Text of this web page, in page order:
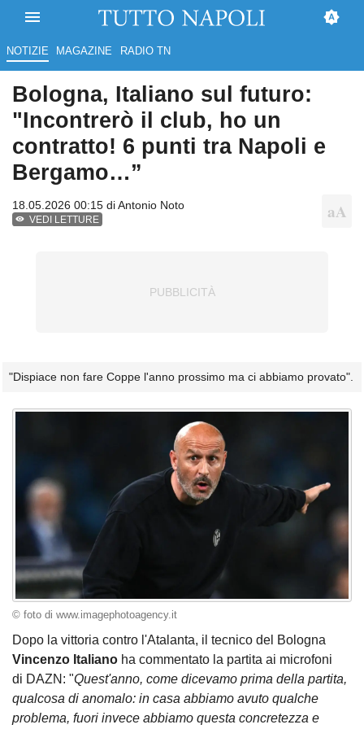
NOTIZIE MAGAZINE RADIO TN
Bologna, Italiano sul futuro:
"Incontrerò il club, ho un
contratto! 6 punti tra Napoli e
Bergamo…”
18.05.2026 00:15 diAntonio Noto
VEDI LETTURE
"Dispiace non fare Coppe l'anno prossimo ma ci abbiamo provato".
© foto di www.imagephotoagency.it
Dopo la vittoria contro l'Atalanta, il tecnico del Bologna
Vincenzo Italiano ha commentato la partita ai microfoni
di DAZN: "Quest'anno, come dicevamo prima della partita,
qualcosa di anomalo: in casa abbiamo avuto qualche
problema, fuori invece abbiamo questa concretezza e